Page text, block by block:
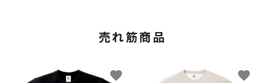
売れ筋商品
favorite favorite